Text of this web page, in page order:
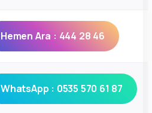
Hemen Ara : 444 28 46
WhatsApp : 0535 570 61 87